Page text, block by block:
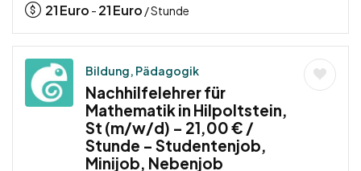
21Euro - 21Euro / Stunde
Bildung, Pädagogik
Nachhilfelehrer für
Mathematik in Hilpoltstein,
St (m/w/d) – 21,00 € /
Stunde – Studentenjob,
Minijob, Nebenjob